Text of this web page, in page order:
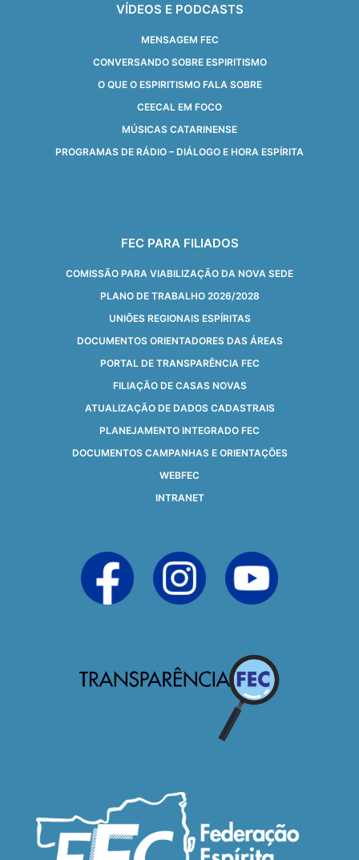
VÍDEOS E PODCASTS
MENSAGEM FEC
CONVERSANDO SOBRE ESPIRITISMO
O QUE O ESPIRITISMO FALA SOBRE
CEECAL EM FOCO
MÚSICAS CATARINENSE
PROGRAMAS DE RÁDIO – DIÁLOGO E HORA ESPÍRITA
FEC PARA FILIADOS
COMISSÃO PARA VIABILIZAÇÃO DA NOVA SEDE
PLANO DE TRABALHO 2026/2028
UNIÕES REGIONAIS ESPÍRITAS
DOCUMENTOS ORIENTADORES DAS ÁREAS
PORTAL DE TRANSPARÊNCIA FEC
FILIAÇÃO DE CASAS NOVAS
ATUALIZAÇÃO DE DADOS CADASTRAIS
PLANEJAMENTO INTEGRADO FEC
DOCUMENTOS CAMPANHAS E ORIENTAÇÕES
WEBFEC
INTRANET